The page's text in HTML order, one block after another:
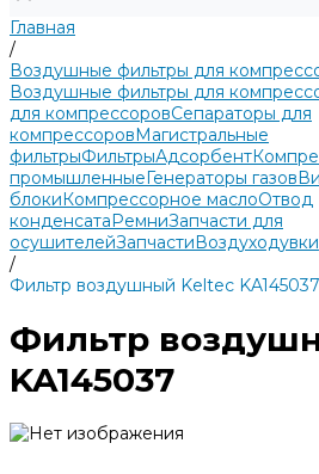
Главная
/
Воздушные фильтры для
Воздушные фильтры для
для компрессоровСепараторы для
компрессоровМагистральные
фильтрыФильтрыАдсорбент
промышленныеГенераторы газов
блокиКомпрессорное маслоОтвод
конденсатаРемниЗапчасти для
осушителейЗапчастиВоздуходувки
/
Фильтр воздушный Keltec KA145037
Фильтр
KA145037